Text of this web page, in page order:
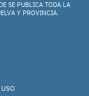
SE PUBLICA TODA LA
Y PROVINCIA.